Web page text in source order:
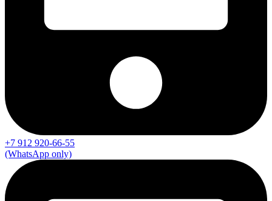
+7 912 920-66-55
(WhatsApp only)